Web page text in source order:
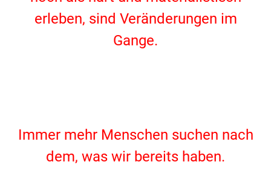
erleben, sind Veränderungen im
Gange.
Immer mehr Menschen suchen nach
dem, was wir bereits haben.